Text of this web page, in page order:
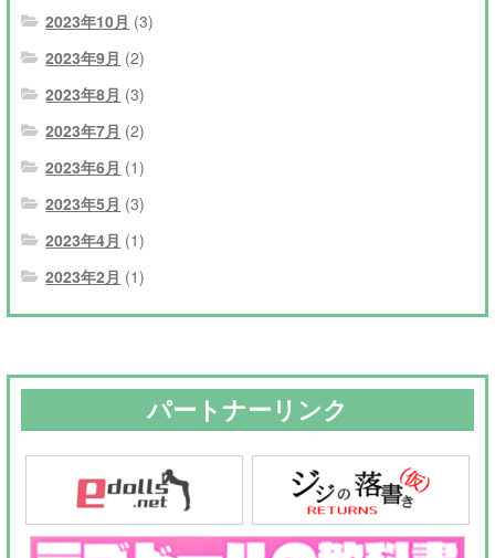
2023年10月 (3)
2023年9月 (2)
2023年8月 (3)
2023年7月 (2)
2023年6月 (1)
2023年5月 (3)
2023年4月 (1)
2023年2月 (1)
パートナーリンク